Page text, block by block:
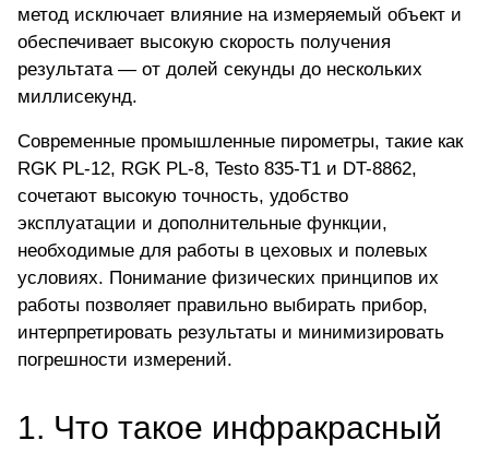
метод исключает влияние на измеряемый объект и
обеспечивает высокую скорость получения
результата — от долей секунды до нескольких
миллисекунд.
Современные промышленные пирометры, такие как
RGK PL-12, RGK PL-8, Testo 835-T1 и DT-8862,
сочетают высокую точность, удобство
эксплуатации и дополнительные функции,
необходимые для работы в цеховых и полевых
условиях. Понимание физических принципов их
работы позволяет правильно выбирать прибор,
интерпретировать результаты и минимизировать
погрешности измерений.
1. Что такое инфракрасный